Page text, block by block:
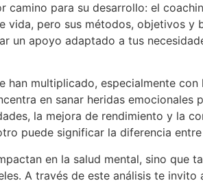
camino para su desarrollo: el
vida, pero sus métodos, objetivos
un apoyo adaptado a tus
han multiplicado, especialmente
en sanar heridas
la mejora de rendimiento y la
puede significar la diferencia
en la salud mental, sino que
A través de este análisis te